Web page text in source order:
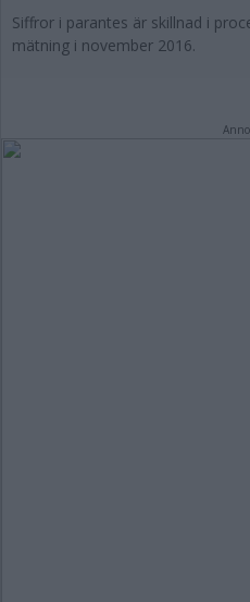
Siffror i parantes är skillnad i
mätning i november 2016.